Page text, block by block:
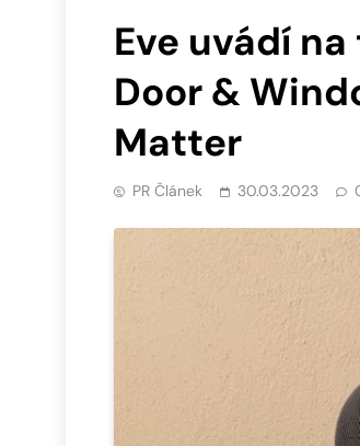
Eve uvádí
Door &
Matter
PR Článek 30.03.2023